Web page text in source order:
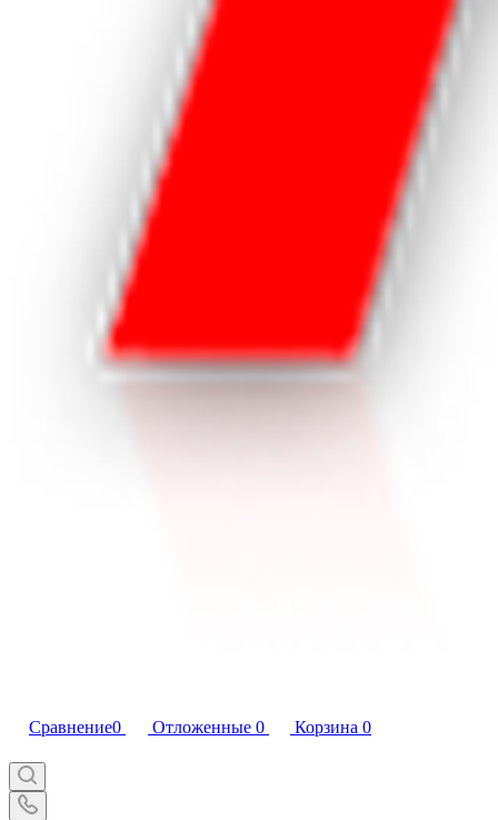
Сравнение0 Отложенные 0 Корзина 0